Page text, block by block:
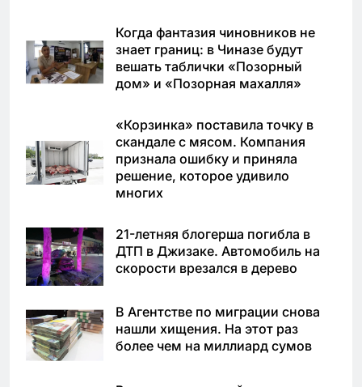
Когда фантазия чиновников не
знает границ: в Чиназе будут
вешать таблички «Позорный
дом» и «Позорная махалля»
«Корзинка» поставила точку в
скандале с мясом. Компания
признала ошибку и приняла
решение, которое удивило
многих
21-летняя блогерша погибла в
ДТП в Джизаке. Автомобиль на
скорости врезался в дерево
В Агентстве по миграции снова
нашли хищения. На этот раз
более чем на миллиард сумов